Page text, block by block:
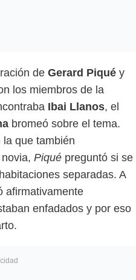
de Gerard Piqué y
los miembros de la
Ibai Llanos, el
bromeó sobre el tema.
que también
Piqué preguntó si se
separadas. A
afirmativamente
enfadados y por eso